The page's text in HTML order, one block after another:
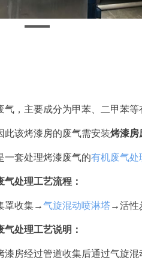
气，主要成分为甲苯、二甲苯
此该烤漆房的废气需安装烤漆房
一套处理烤漆废气的有机废气处
处理工艺流程：
罩收集→气旋混动喷淋塔 →活性
处理工艺说明：
漆房经过管道收集后通过气旋